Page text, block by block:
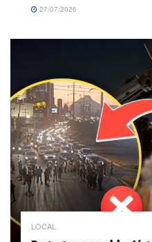
27/07/2026
LOCAL